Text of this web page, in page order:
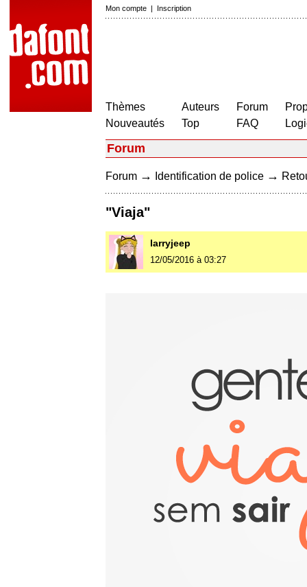
Mon compte | Inscription
Thèmes
Nouveautés
Auteurs
Top
Forum
FAQ
Forum
Forum → Identification de police →
"Viaja"
larryjeep
12/05/2016 à 03:27